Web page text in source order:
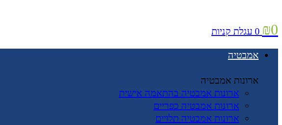
₪0
0 עגלת קניות
אמבטיה
ארונות אמבטיה
ארונות אמבטיה בהתאמה אישית
ארונות אמבטיה כפריים
ארונות אמבטיה תלויים